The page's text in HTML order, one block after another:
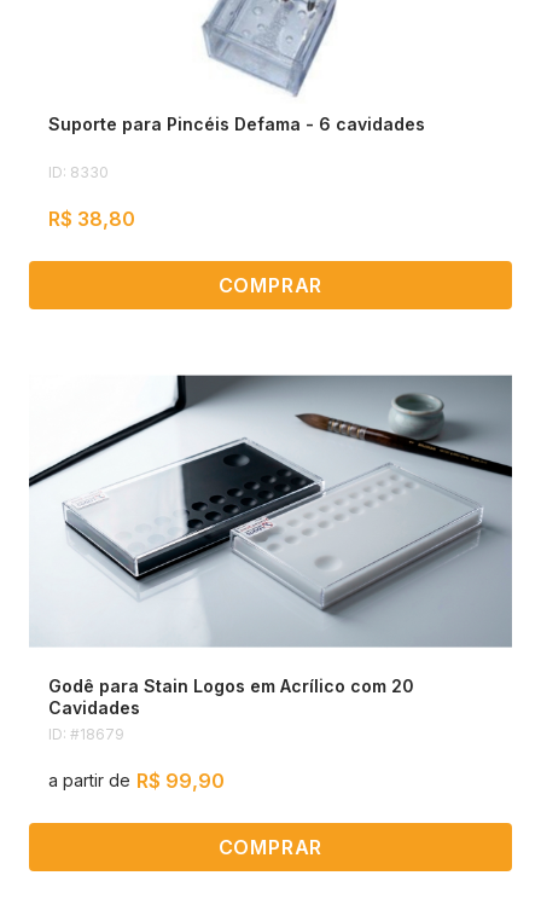
Suporte para Pincéis Defama - 6 cavidades
ID: 8330
R$ 38,80
COMPRAR
Godê para Stain Logos em Acrílico com 20
Cavidades
ID: #18679
a partir de R$ 99,90
COMPRAR